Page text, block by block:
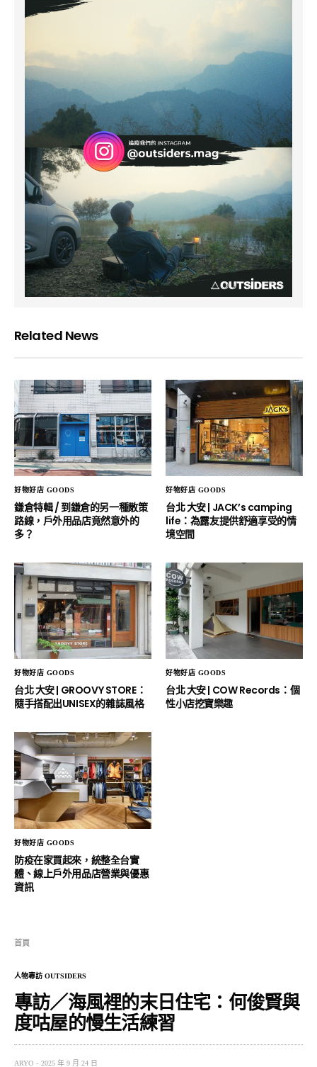
Related News
好物好店 GOODS
鎌倉特輯 / 到鎌倉的另一種散策
路線，戶外用品店竟然意外的
多？
好物好店 GOODS
台北 大安 | JACK’s camping
life：為露友提供舒適享受的情
境空間
好物好店 GOODS
台北 大安 | GROOVY STORE：
隨手搭配出UNISEX的雜誌風格
好物好店 GOODS
台北 大安 | COW Records：個
性小店挖寶樂趣
好物好店 GOODS
防疫在家買起來，統整全台實
體、線上戶外用品店營業與優惠
資訊
首頁
人物專訪 OUTSIDERS
專訪／海風裡的末日住宅：何俊賢與
度咕屋的慢生活練習
ARYO 2025 年 9 月 24 日